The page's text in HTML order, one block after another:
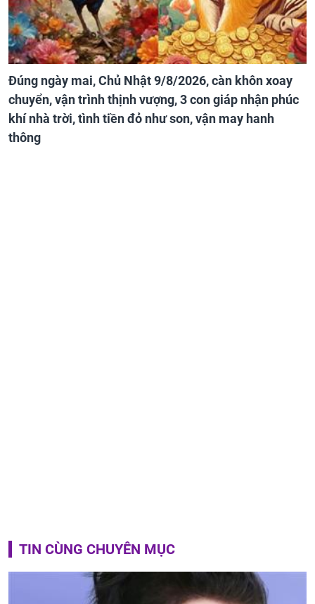
Đúng ngày mai, Chủ Nhật 9/8/2026, càn khôn xoay
chuyển, vận trình thịnh vượng, 3 con giáp nhận phúc
khí nhà trời, tình tiền đỏ như son, vận may hanh
thông
TIN CÙNG CHUYÊN MỤC